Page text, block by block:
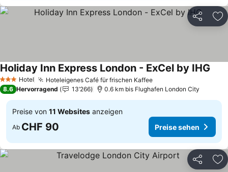
Teilen
3 SterneHotel Hoteleigenes Café für frischen KaffeePreise sehen
Holiday Inn Express London - ExCel by IHG
8.6 Hervorragend 13’266 0.6 km bis Flughafen London City
Preise von 11 Websites anzeigen
Ab CHF 90 Preise sehen
Teilen